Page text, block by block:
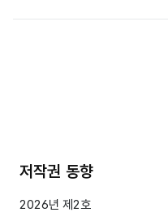
저작권 동향
2026년 제2호